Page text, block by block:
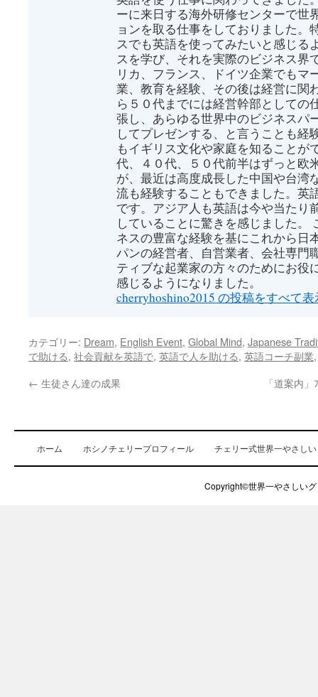
ーに来日する海外研修センターで世
ョンを取る仕事をしておりました。
スでも英語を使ってみたいと感じる
スを学び、それを実際のビジネス界
リカ、フランス、ドイツ企業でもマ
業、教育を経験、その後は経営に関
ら５０代までには経営幹部としての
張し、あらゆる世界中のビジネスパ
してプレゼンする、と言うことも経
もイギリス文化や家庭を知ることが
代、４０代、５０代前半はずっと欧
が、最近は高度成長した中国や台湾
流も経験することもできました。英
です。アジア人も英語は今や当たり
していることに驚きを感じました。
ネスの豊富な経験を基にこれから日
パンの経営者、自営業者、会社専門
ティブな起業家の方々のためにお役
感じるようになりました。
cherryhoshino2015 の投稿をすべて
カテゴリー: Dream, English Event, Global Mind, Japanese
で助ける, 社会貢献を英語で, 英語で人を助ける, 英語コーチ副業
← 生徒さん達の成果 「道案内
ホーム ホシノチェリープロフィール チェリー式世界一やさし
Copyright©世界一やさしい